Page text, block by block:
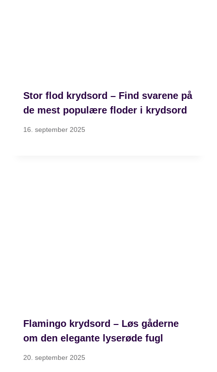
Stor flod krydsord – Find svarene på
de mest populære floder i krydsord
16. september 2025
Flamingo krydsord – Løs gåderne
om den elegante lyserøde fugl
20. september 2025